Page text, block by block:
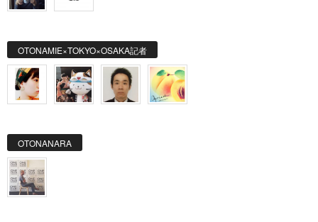
OTONAMIE×TOKYO×OSAKA記者
OTONANARA